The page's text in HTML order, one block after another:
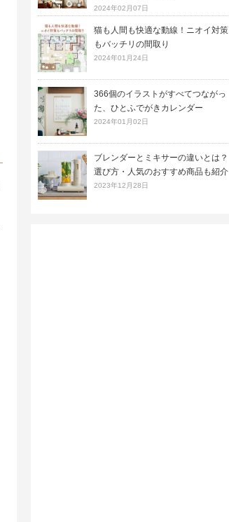
2024年02月07日
猫も人間も快適な動線！ニオイ対策
もバッチリの間取り
2024年01月24日
366個のイラストがすべてつながっ
た、ひとふでがきカレンダー
2024年01月02日
ブレンダーとミキサーの違いとは？
選び方・人気のおすすめ商品も紹介
2023年12月28日